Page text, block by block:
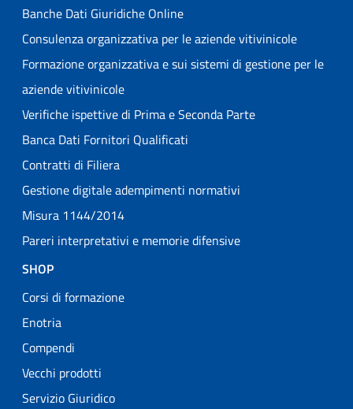
Banche Dati Giuridiche Online
Consulenza organizzativa per le aziende vitivinicole
Formazione organizzativa e sui sistemi di gestione per le
aziende vitivinicole
Verifiche ispettive di Prima e Seconda Parte
Banca Dati Fornitori Qualificati
Contratti di Filiera
Gestione digitale adempimenti normativi
Misura 1144/2014
Pareri interpretativi e memorie difensive
SHOP
Corsi di formazione
Enotria
Compendi
Vecchi prodotti
Servizio Giuridico